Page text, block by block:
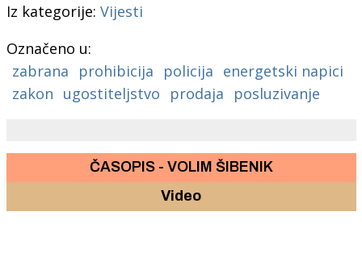
Iz kategorije: Vijesti
Označeno u:
zabrana
prohibicija policija energetski napici
zakon ugostiteljstvo prodaja posluzivanje
ČASOPIS - VOLIM ŠIBENIK
Video